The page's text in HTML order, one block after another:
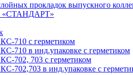
прокладок выпускного
«СТАНДАРТ»
710 с герметиком
710 в инд.упаковке с герметиком
702, 703 с герметиком
702,703 в инд.упаковке с